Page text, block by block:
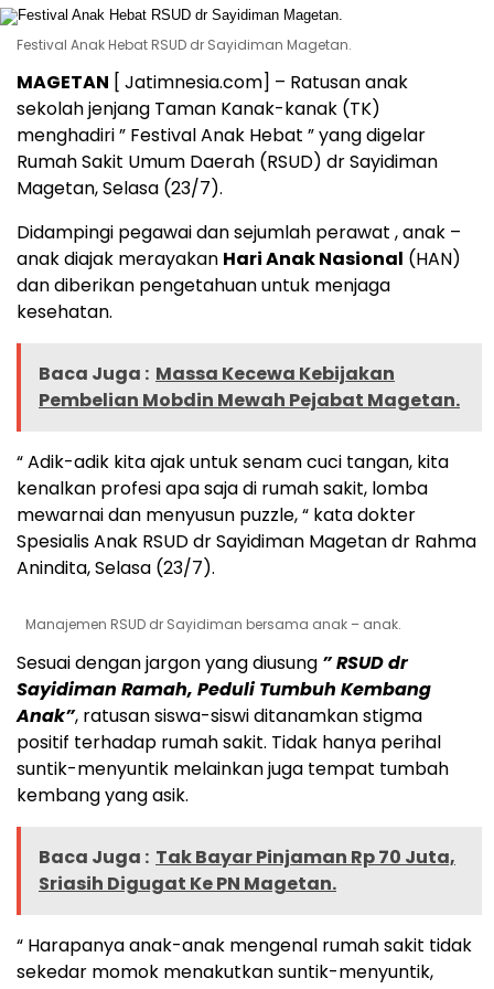
Festival Anak Hebat RSUD dr Sayidiman Magetan.
MAGETAN [ Jatimnesia.com] – Ratusan anak
sekolah jenjang Taman Kanak-kanak (TK)
menghadiri ” Festival Anak Hebat ” yang digelar
Rumah Sakit Umum Daerah (RSUD) dr Sayidiman
Magetan, Selasa (23/7).
Didampingi pegawai dan sejumlah perawat , anak –
anak diajak merayakan Hari Anak Nasional (HAN)
dan diberikan pengetahuan untuk menjaga
kesehatan.
Baca Juga : Massa Kecewa Kebijakan
Pembelian Mobdin Mewah Pejabat Magetan.
“ Adik-adik kita ajak untuk senam cuci tangan, kita
kenalkan profesi apa saja di rumah sakit, lomba
mewarnai dan menyusun puzzle, “ kata dokter
Spesialis Anak RSUD dr Sayidiman Magetan dr Rahma
Anindita, Selasa (23/7).
Manajemen RSUD dr Sayidiman bersama anak – anak.
Sesuai dengan jargon yang diusung ” RSUD dr
Sayidiman Ramah, Peduli Tumbuh Kembang
Anak”, ratusan siswa-siswi ditanamkan stigma
positif terhadap rumah sakit. Tidak hanya perihal
suntik-menyuntik melainkan juga tempat tumbah
kembang yang asik.
Baca Juga : Tak Bayar Pinjaman Rp 70 Juta,
Sriasih Digugat Ke PN Magetan.
“ Harapanya anak-anak mengenal rumah sakit tidak
sekedar momok menakutkan suntik-menyuntik,